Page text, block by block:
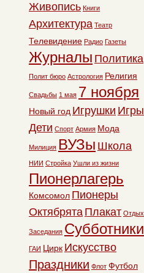
Живопись Книги
Архитектура Театр
Телевидение Радио Газеты
Журналы Политика
Полит бюро Астрология Религия
Свадьбы 1 мая 7 ноября
Новый год Игрушки Игры
Дети Спорт Армия Мода
Милиция ВУЗы Школа
НИИ Стройка Ушли из жизни
Пионерлагерь
Комсомол Пионеры
Октябрята Плакат Отдых
Заседания Субботники
ГАИ Цирк Искусство
Праздники Флот Футбол